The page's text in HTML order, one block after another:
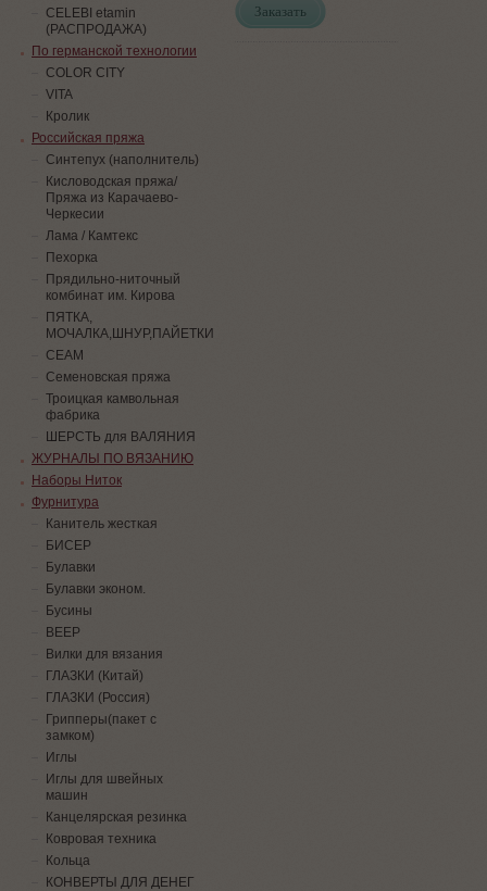
Заказать
СELEBI etamin
(РАСПРОДАЖА)
По германской технологии
COLOR CITY
VITA
Кролик
Российская пряжа
Синтепух (наполнитель)
Кисловодская пряжа/
Пряжа из Карачаево-
Черкесии
Лама / Камтекс
Пехорка
Прядильно-ниточный
комбинат им. Кирова
ПЯТКА,
МОЧАЛКА,ШНУР,ПАЙЕТКИ
СЕАМ
Семеновская пряжа
Троицкая камвольная
фабрика
ШЕРСТЬ для ВАЛЯНИЯ
ЖУРНАЛЫ ПО ВЯЗАНИЮ
Наборы Ниток
Фурнитура
Канитель жесткая
БИСЕР
Булавки
Булавки эконом.
Бусины
ВЕЕР
Вилки для вязания
ГЛАЗКИ (Китай)
ГЛАЗКИ (Россия)
Грипперы(пакет с
замком)
Иглы
Иглы для швейных
машин
Канцелярская резинка
Ковровая техника
Кольца
КОНВЕРТЫ ДЛЯ ДЕНЕГ